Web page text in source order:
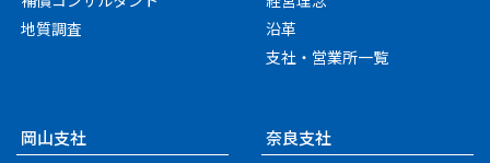
地質調査
沿革
支社・営業所一覧
岡山支社 奈良支社